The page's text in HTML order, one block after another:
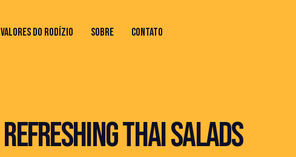
VALORES DO RODÍZIO SOBRE CONTATO
REFRESHING THAI SALADS